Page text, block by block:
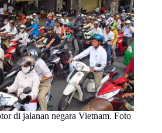
di jalanan negara Vietnam. Foto